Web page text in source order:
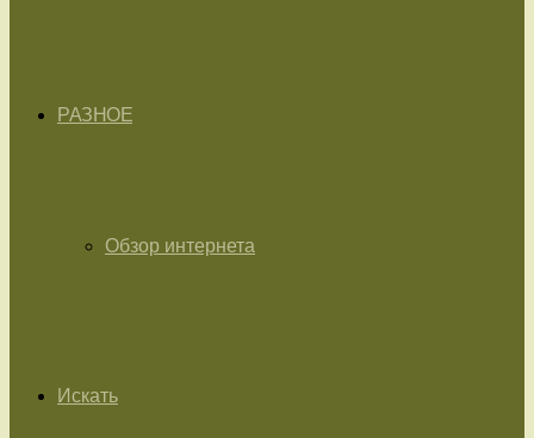
РАЗНОЕ
Обзор интернета
Искать